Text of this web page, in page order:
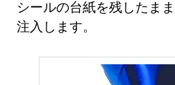
シールの台紙を残したま
注入します。